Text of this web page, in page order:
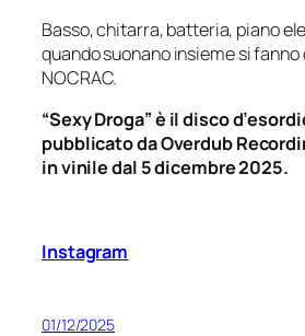
Basso, chitarra, batteria, piano
quando suonano insieme si
NOCRAC.
“Sexy Droga” è il disco
pubblicato da Overdub
in vinile dal 5 dicembre 2025.
Instagram
01/12/2025